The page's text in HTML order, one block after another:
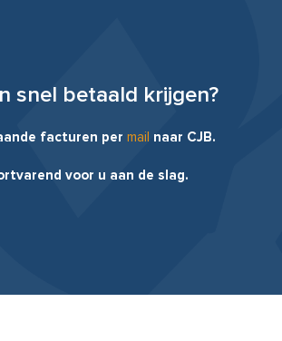
snel betaald krijgen?
facturen per mail naar CJB.
voor u aan de slag.